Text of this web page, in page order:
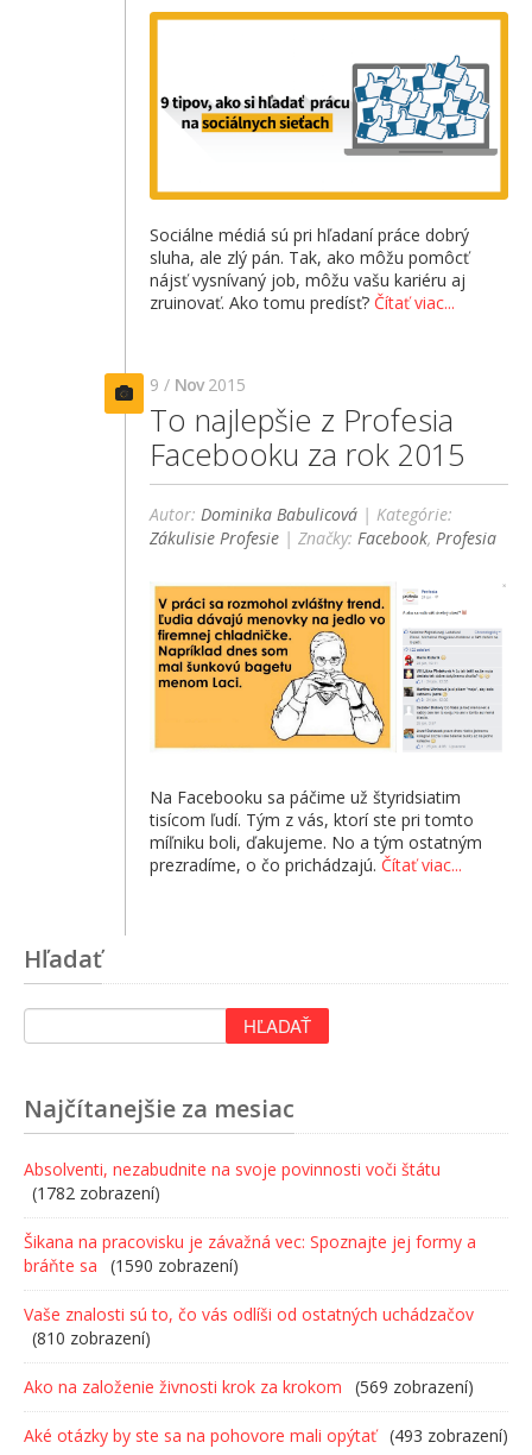
Sociálne médiá sú pri hľadaní práce dobrý
sluha, ale zlý pán. Tak, ako môžu pomôcť
nájsť vysnívaný job, môžu vašu kariéru aj
zruinovať. Ako tomu predísť? Čítať viac...
9 / Nov 2015
To najlepšie z Profesia
Facebooku za rok 2015
Autor: Dominika Babulicová | Kategórie:
Zákulisie Profesie | Značky: Facebook, Profesia
Na Facebooku sa páčime už štyridsiatim
tisícom ľudí. Tým z vás, ktorí ste pri tomto
míľniku boli, ďakujeme. No a tým ostatným
prezradíme, o čo prichádzajú. Čítať viac...
Hľadať
Najčítanejšie za mesiac
Absolventi, nezabudnite na svoje povinnosti voči štátu
(1782 zobrazení)
Šikana na pracovisku je závažná vec: Spoznajte jej formy a
bráňte sa
(1590 zobrazení)
Vaše znalosti sú to, čo vás odlíši od ostatných uchádzačov
(810 zobrazení)
Ako na založenie živnosti krok za krokom (569 zobrazení)
Aké otázky by ste sa na pohovore mali opýtať (493 zobrazení)